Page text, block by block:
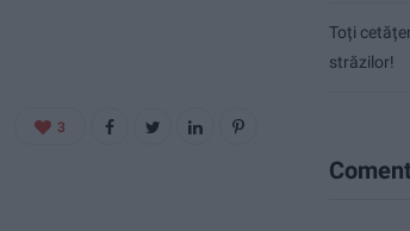
3
Toți
străzilor!